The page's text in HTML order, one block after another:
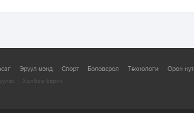
Эрүүл мэнд Спорт Боловсрол Технологи Орон
Холбоо барих